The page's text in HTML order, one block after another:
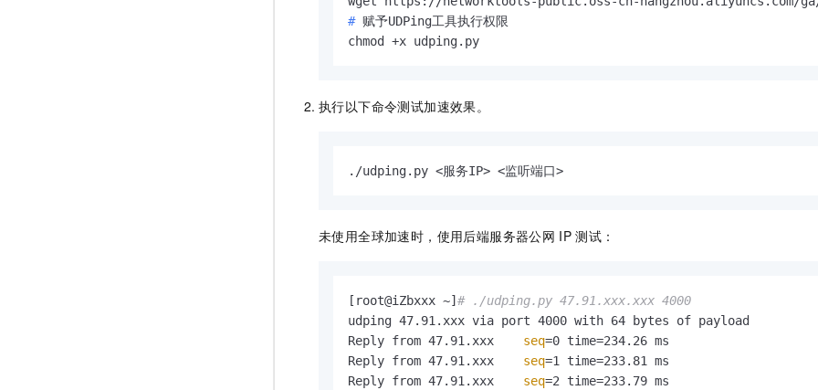
# 赋予UDPing工具执行权限
chmod +x udping.py
执行以下命令测试加速效果。
./udping.py <服务IP> <监听端口>
未使用全球加速时，使用后端服务器公网 IP 测试：
[root@iZbxxx ~] # ./udping.py 47.91.xxx.xxx 4000
udping 47.91.xxx via port 4000 with 64 bytes of payload
Reply from 47.91.xxx seq=0 time=234.26 ms
Reply from 47.91.xxx seq=1 time=233.81 ms
Reply from 47.91.xxx seq=2 time=233.79 ms